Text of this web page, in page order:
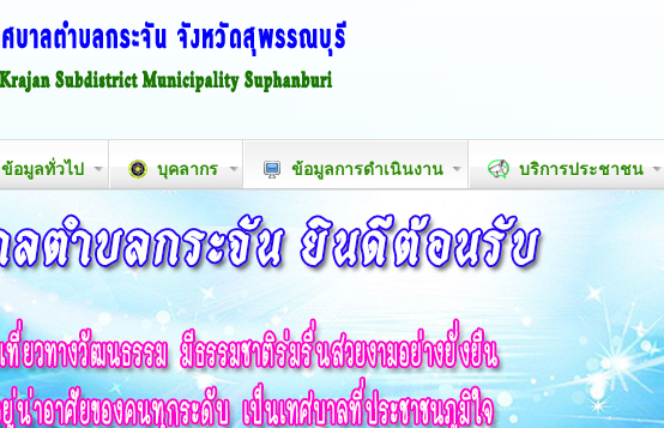
ข้อมูลทั่วไป บุคลากร ข้อมูลการดำเนินงาน บริการประชาชน